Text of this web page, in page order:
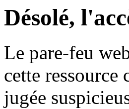
Désolé,
Le pare-feu
cette ressource
jugée